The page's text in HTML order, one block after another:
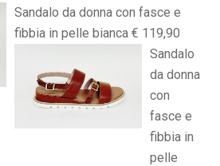
Sandalo da donna con fasce e
fibbia in pelle bianca € 119,90
Sandalo
da donna
con
fasce e
fibbia in
pelle